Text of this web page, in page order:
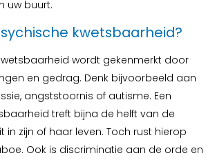
uw buurt.
kwetsbaarheid?
wordt gekenmerkt door
en gedrag. Denk bijvoorbeeld aan
angststoornis of autisme. Een
treft bijna de helft van de
in zijn of haar leven. Toch rust hierop
Ook is discriminatie aan de orde en